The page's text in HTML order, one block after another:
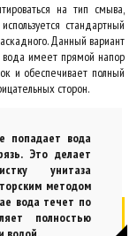
на тип смыва,
стандартный
Данный вариант
вода имеет прямой напор
и обеспечивает полный
сторон.
попадает вода
Это делает
унитаза
методом
вода течет по
полностью